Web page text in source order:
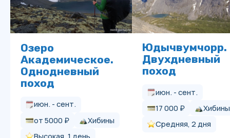
+7
Я согласен(а) на
принимаюполитику конфиденциальности
ОТПРАВИТЬ